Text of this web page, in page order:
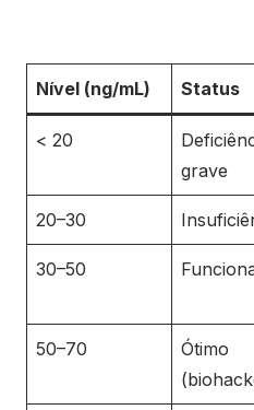
Nível (ng/mL) Status
< 20
grave
20–30
30–50
50–70
Ótimo